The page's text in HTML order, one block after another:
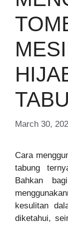
March 30,
Cara
tabung
Bahkan
kesulitan
diketahui,